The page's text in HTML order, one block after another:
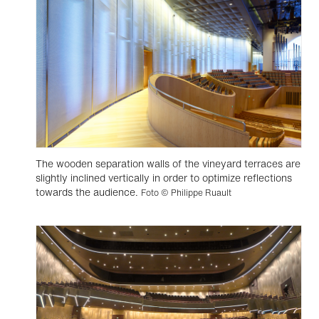
The wooden separation walls of the vineyard terraces are
slightly inclined vertically in order to optimize reflections
towards the audience. Foto © Philippe Ruault